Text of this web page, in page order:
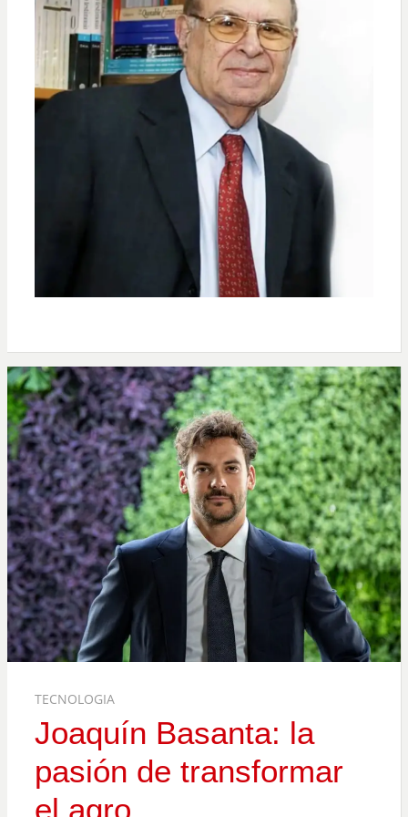
TECNOLOGIA
Joaquín Basanta: la
pasión de transformar
el agro